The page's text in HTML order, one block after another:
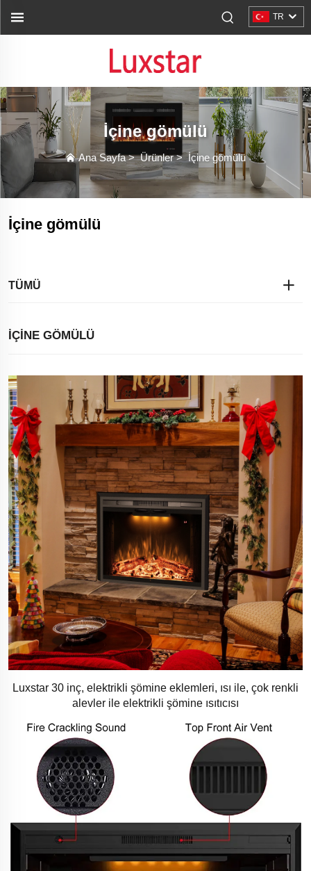
TR
İçine gömülü
Ana Sayfa>Ürünler>İçine gömülü
İçine gömülü
TÜMÜ
İÇINE GÖMÜLÜ
Luxstar 30 inç, elektrikli şömine eklemleri, ısı ile, çok renkli
alevler ile elektrikli şömine ısıtıcısı